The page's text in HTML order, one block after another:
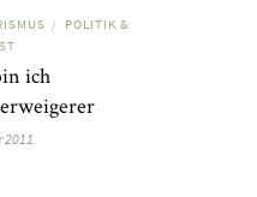
/
POLITIK &
ich
2011